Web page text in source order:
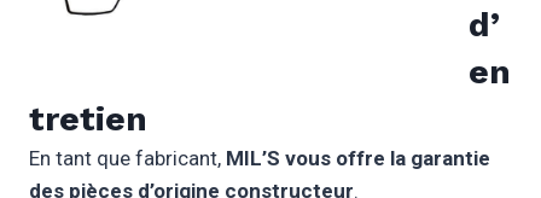
d’
en
tretien
En tant que fabricant, MIL’S vous offre la garantie
des pièces d’origine constructeur.